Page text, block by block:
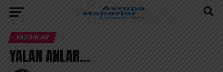
YAZARLAR
YALAN ANLAR…